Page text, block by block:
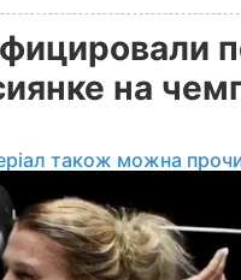
на
також можна